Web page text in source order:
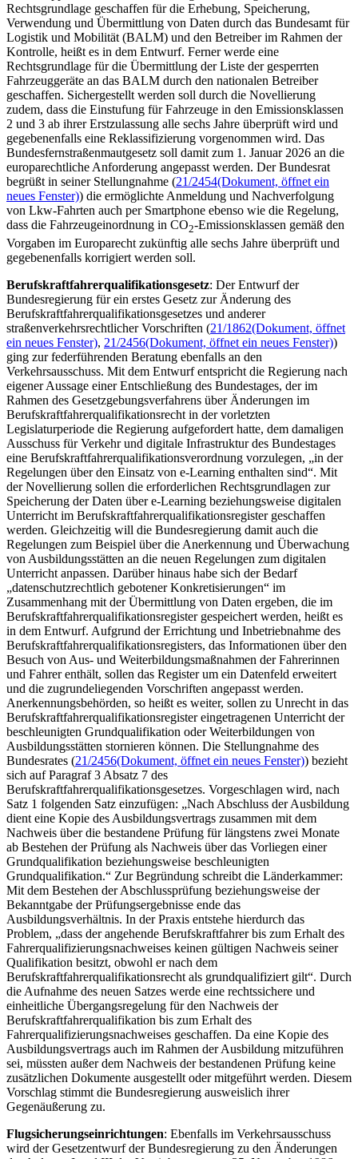
Rechtsgrundlage geschaffen für die Erhebung, Speicherung,
Verwendung und Übermittlung von Daten durch das Bundesamt für
Logistik und Mobilität (BALM) und den Betreiber im Rahmen der
Kontrolle, heißt es in dem Entwurf. Ferner werde eine
Rechtsgrundlage für die Übermittlung der Liste der gesperrten
Fahrzeuggeräte an das BALM durch den nationalen Betreiber
geschaffen. Sichergestellt werden soll durch die Novellierung
zudem, dass die Einstufung für Fahrzeuge in den Emissionsklassen
2 und 3 ab ihrer Erstzulassung alle sechs Jahre überprüft wird und
gegebenenfalls eine Reklassifizierung vorgenommen wird. Das
Bundesfernstraßenmautgesetz soll damit zum 1. Januar 2026 an die
europarechtliche Anforderung angepasst werden. Der Bundesrat
begrüßt in seiner Stellungnahme (21/2454(Dokument, öffnet ein
neues Fenster)) die ermöglichte Anmeldung und Nachverfolgung
von Lkw-Fahrten auch perSmartphone ebenso wie die Regelung,
dass die Fahrzeugeinordnung in CO2-Emissionsklassen gemäß den
Vorgaben im Europarecht zukünftig alle sechs Jahre überprüft und
gegebenenfalls korrigiert werden soll.
Berufskraftfahrerqualifikationsgesetz: Der Entwurf der
Bundesregierung für ein erstes Gesetz zur Änderung des
Berufskraftfahrerqualifikationsgesetzes und anderer
straßenverkehrsrechtlicher Vorschriften (21/1862(Dokument, öffnet
ein neues Fenster), 21/2456(Dokument, öffnet ein neues Fenster))
ging zur federführenden Beratung ebenfalls an den
Verkehrsausschuss. Mit dem Entwurf entspricht die Regierung nach
eigener Aussage einer Entschließung des Bundestages, der im
Rahmen des Gesetzgebungsverfahrens über Änderungen im
Berufskraftfahrerqualifikationsrecht in der vorletzten
Legislaturperiode die Regierung aufgefordert hatte, dem damaligen
Ausschuss für Verkehr und digitale Infrastruktur des Bundestages
eine Berufskraftfahrerqualifikationsverordnung vorzulegen, „in der
Regelungen über den Einsatz von e-Learning enthalten sind“. Mit
der Novellierung sollen die erforderlichen Rechtsgrundlagen zur
Speicherung der Daten übere-Learning beziehungsweise digitalen
Unterricht im Berufskraftfahrerqualifikationsregister geschaffen
werden. Gleichzeitig will die Bundesregierung damit auch die
Regelungen zum Beispiel über die Anerkennung und Überwachung
von Ausbildungsstätten an die neuen Regelungen zum digitalen
Unterricht anpassen. Darüber hinaus habe sich der Bedarf
„datenschutzrechtlich gebotener Konkretisierungen“ im
Zusammenhang mit der Übermittlung von Daten ergeben, die im
Berufskraftfahrerqualifikationsregister gespeichert werden, heißt es
in dem Entwurf. Aufgrund der Errichtung und Inbetriebnahme des
Berufskraftfahrerqualifikationsregisters, das Informationen über den
Besuch von Aus- und Weiterbildungsmaßnahmen der Fahrerinnen
und Fahrer enthält, sollen das Register um ein Datenfeld erweitert
und die zugrundeliegenden Vorschriften angepasst werden.
Anerkennungsbehörden, so heißt es weiter, sollen zu Unrecht in das
Berufskraftfahrerqualifikationsregister eingetragenen Unterricht der
beschleunigten Grundqualifikation oder Weiterbildungen von
Ausbildungsstätten stornieren können. Die Stellungnahme des
Bundesrates (21/2456(Dokument, öffnet ein neues Fenster)) bezieht
sich auf Paragraf 3 Absatz 7 des
Berufskraftfahrerqualifikationsgesetzes. Vorgeschlagen wird, nach
Satz 1 folgenden Satz einzufügen: „Nach Abschluss der Ausbildung
dient eine Kopie des Ausbildungsvertrags zusammen mit dem
Nachweis über die bestandene Prüfung für längstens zwei Monate
ab Bestehen der Prüfung als Nachweis über das Vorliegen einer
Grundqualifikation beziehungsweise beschleunigten
Grundqualifikation.“ Zur Begründung schreibt die Länderkammer:
Mit dem Bestehen der Abschlussprüfung beziehungsweise der
Bekanntgabe der Prüfungsergebnisse ende das
Ausbildungsverhältnis. In der Praxis entstehe hierdurch das
Problem, „dass der angehende Berufskraftfahrer bis zum Erhalt des
Fahrerqualifizierungsnachweises keinen gültigen Nachweis seiner
Qualifikation besitzt, obwohl er nach dem
Berufskraftfahrerqualifikationsrecht als grundqualifiziert gilt“. Durch
die Aufnahme des neuen Satzes werde eine rechtssichere und
einheitliche Übergangsregelung für den Nachweis der
Berufskraftfahrerqualifikation bis zum Erhalt des
Fahrerqualifizierungsnachweises geschaffen. Da eine Kopie des
Ausbildungsvertrags auch im Rahmen der Ausbildung mitzuführen
sei, müssten außer dem Nachweis der bestandenen Prüfung keine
zusätzlichen Dokumente ausgestellt oder mitgeführt werden. Diesem
Vorschlag stimmt die Bundesregierung ausweislich ihrer
Gegenäußerung zu.
Flugsicherungseinrichtungen: Ebenfalls im Verkehrsausschuss
wird der Gesetzentwurf der Bundesregierung zu den Änderungen